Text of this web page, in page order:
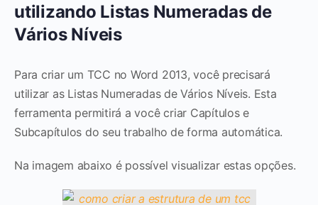
utilizando Listas Numeradas de
Vários Níveis
Para criar um TCC no Word 2013, você precisará
utilizar as Listas Numeradas de Vários Níveis. Esta
ferramenta permitirá a você criar Capítulos e
Subcapítulos do seu trabalho de forma automática.
Na imagem abaixo é possível visualizar estas opções.